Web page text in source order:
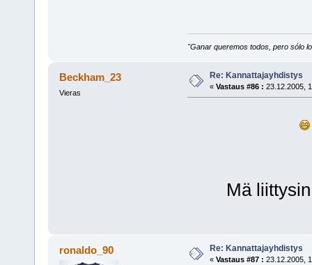
"Ganar queremos todos, pero sólo
Beckham_23
Vieras
Re: Kannattajayhdistys
« Vastaus #86 : 23.12.2005,
Mä liittysin
ronaldo_90 Re: Kannattajayhdistys
« Vastaus #87 : 23.12.2005,